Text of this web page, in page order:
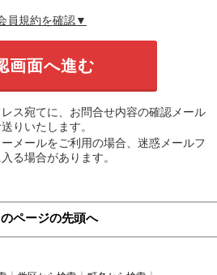
員規約を確認▼
ス宛てに、お問合せ内容の確認メール
りいたします。
メールをご利用の場合、迷惑メールフ
る場合があります。
ページの先頭へ